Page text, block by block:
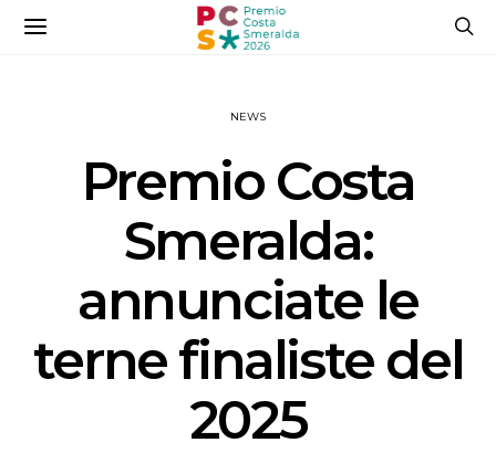
NEWS
Premio Costa
Smeralda:
annunciate le
terne finaliste del
2025